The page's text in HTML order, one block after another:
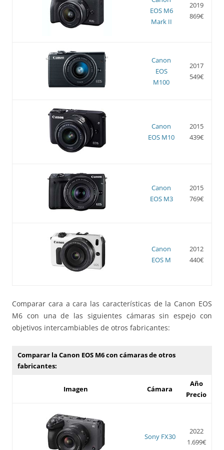
EOS M6
Mark II
2019
869€
Canon
EOS
M100
2017
549€
Canon
EOS M10
2015
439€
Canon
EOS M3
2015
769€
Canon
EOS M
2012
440€
Comparar cara a cara las características de la Canon EOS
M6 con una de las siguientes cámaras sin espejo con
objetivos intercambiables de otros fabricantes:
Comparar la Canon EOS M6 con cámaras de otros
fabricantes:
Imagen Cámara
Año
Precio
Sony FX30
2022
1.699€